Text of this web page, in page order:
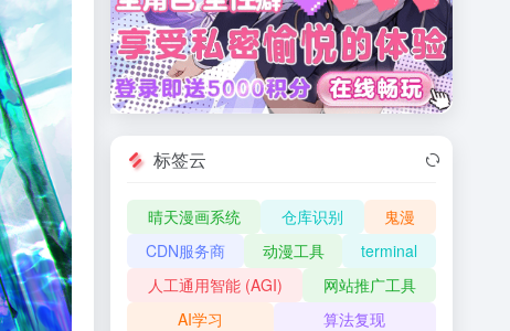
标签云
晴天漫画系统 仓库识别
鬼漫
CDN服务商
动漫工具
terminal
人工通用智能 (AGI)
网站推广工具
AI学习
算法复现